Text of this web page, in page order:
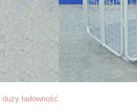
ładowność